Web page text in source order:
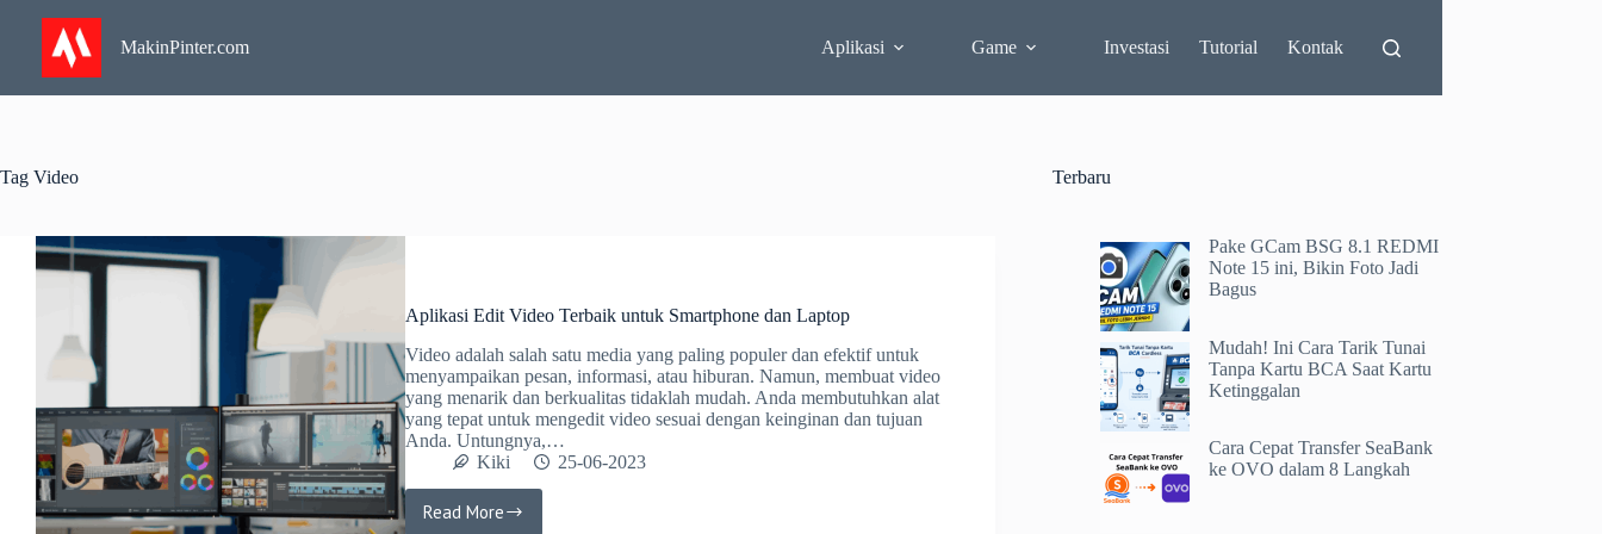
content
MakinPinter.com Aplikasi Game Investasi Tutorial Kontak
Tag Video
Aplikasi Edit Video Terbaik untuk Smartphone dan Laptop
Video adalah salah satu media yang paling populer dan efektif untuk
menyampaikan pesan, informasi, atau hiburan. Namun, membuat video
yang menarik dan berkualitas tidaklah mudah. Anda membutuhkan alat
yang tepat untuk mengedit video sesuai dengan keinginan dan tujuan
Anda. Untungnya,…
Kiki
25-06-2023
Read More
Aplikasi
Terbaru
Pake GCam BSG 8.1 REDMI
Note 15 ini, Bikin Foto Jadi
Bagus
Mudah! Ini Cara Tarik Tunai
Tanpa Kartu BCA Saat Kartu
Ketinggalan
Cara Cepat Transfer SeaBank
ke OVO dalam 8 Langkah